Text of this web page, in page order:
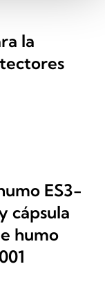
la
ES3-
cápsula
humo